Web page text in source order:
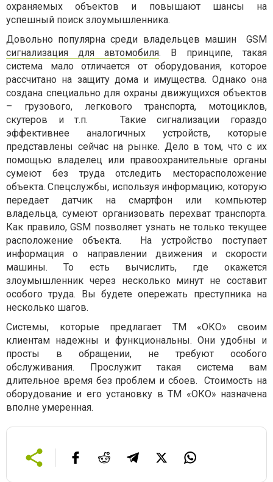
охраняемых объектов и повышают шансы на
успешный поиск злоумышленника.
Довольно популярна среди владельцев машин GSM
сигнализация для автомобиля. В принципе, такая
система мало отличается от оборудования, которое
рассчитано на защиту дома и имущества. Однако она
создана специально для охраны движущихся объектов
– грузового, легкового транспорта, мотоциклов,
скутеров и т.п. Такие сигнализации гораздо
эффективнее аналогичных устройств, которые
представлены сейчас на рынке. Дело в том, что с их
помощью владелец или правоохранительные органы
сумеют без труда отследить месторасположение
объекта. Спецслужбы, используя информацию, которую
передает датчик на смартфон или компьютер
владельца, сумеют организовать перехват транспорта.
Как правило, GSM позволяет узнать не только текущее
расположение объекта. На устройство поступает
информация о направлении движения и скорости
машины. То есть вычислить, где окажется
злоумышленник через несколько минут не составит
особого труда. Вы будете опережать преступника на
несколько шагов.
Системы, которые предлагает ТМ «ОКО» своим
клиентам надежны и функциональны. Они удобны и
просты в обращении, не требуют особого
обслуживания. Прослужит такая система вам
длительное время без проблем и сбоев. Стоимость на
оборудование и его установку в ТМ «ОКО» назначена
вполне умеренная.